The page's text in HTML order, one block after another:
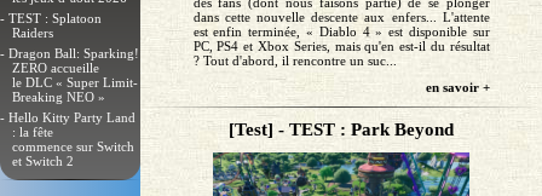
- TEST : Splatoon
Raiders
- Dragon Ball: Sparking!
ZERO accueille
le DLC « Super Limit-
Breaking NEO »
- Hello Kitty Party Land
: la fête
commence sur Switch
et Switch 2
dans cette nouvelle descente aux enfers... L'attente
est enfin terminée, « Diablo 4 » est disponible sur
PC, PS4 et Xbox Series, mais qu'en est-il du résultat
? Tout d'abord, il rencontre un suc...
en savoir +
[Test] - TEST : Park Beyond